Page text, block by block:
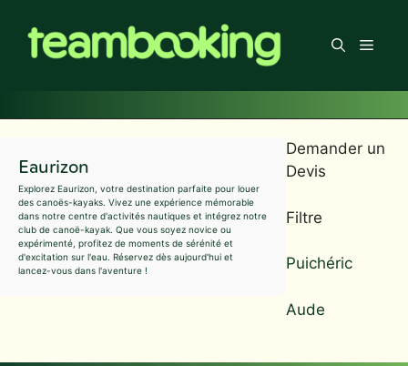
contenu
Menu
Eaurizon
Explorez Eaurizon, votre destination parfaite pour louer
des canoës-kayaks. Vivez une expérience mémorable
dans notre centre d'activités nautiques et intégrez notre
club de canoë-kayak. Que vous soyez novice ou
expérimenté, profitez de moments de sérénité et
d'excitation sur l'eau. Réservez dès aujourd'hui et
lancez-vous dans l'aventure !
Demander un
Devis
Filtre
Puichéric
Aude